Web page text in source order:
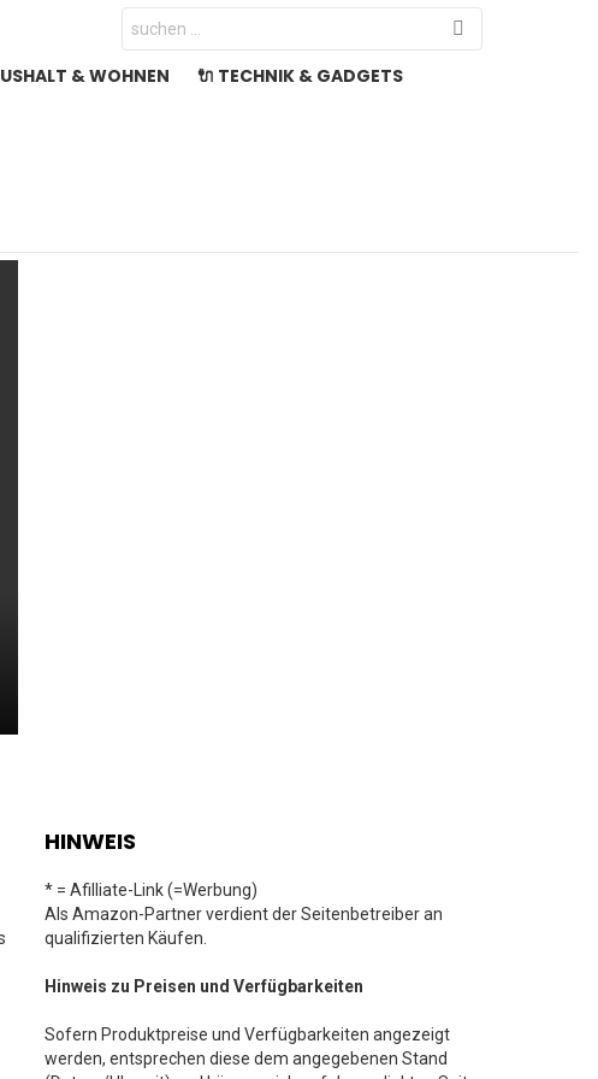
Search
for:
& WOHNEN
🔌 TECHNIK & GADGETS
HINWEIS
* = Afilliate-Link (=Werbung)
Als Amazon-Partner verdient der Seitenbetreiber an
qualifizierten Käufen.
Hinweis zu Preisen und Verfügbarkeiten
Sofern Produktpreise und Verfügbarkeiten angezeigt
werden, entsprechen diese dem angegebenen Stand